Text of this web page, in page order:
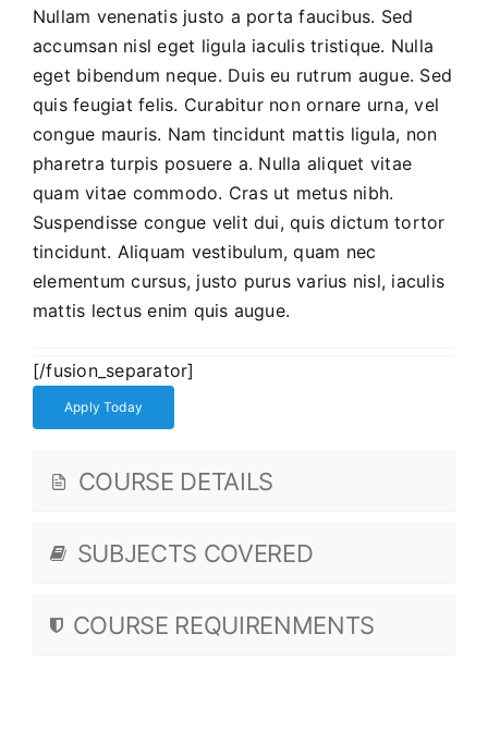
Nullam venenatis justo a porta faucibus. Sed
accumsan nisl eget ligula iaculis tristique. Nulla
eget bibendum neque. Duis eu rutrum augue. Sed
quis feugiat felis. Curabitur non ornare urna, vel
congue mauris. Nam tincidunt mattis ligula, non
pharetra turpis posuere a. Nulla aliquet vitae
quam vitae commodo. Cras ut metus nibh.
Suspendisse congue velit dui, quis dictum tortor
tincidunt. Aliquam vestibulum, quam nec
elementum cursus, justo purus varius nisl, iaculis
mattis lectus enim quis augue.
[/fusion_separator]
Apply Today
COURSE DETAILS
SUBJECTS COVERED
COURSE REQUIRENMENTS